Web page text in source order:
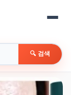
🔍 검색